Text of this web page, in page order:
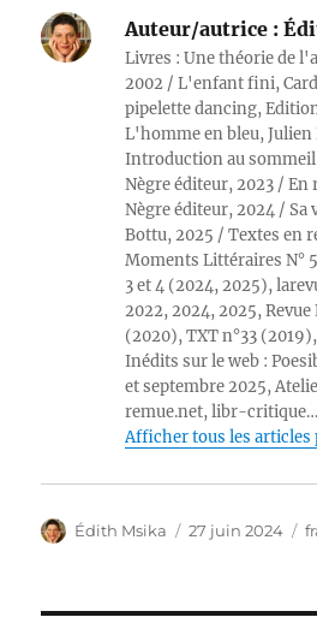
Auteur/autrice :
Livres : Une théorie de
2002 / L'enfant fini,
pipelette dancing,
L'homme en bleu,
Introduction au sommeil
Nègre éditeur, 2023 / En
Nègre éditeur, 2024 / Sa
Bottu, 2025 / Textes en
Moments Littéraires N°
3 et 4 (2024, 2025),
2022, 2024, 2025, Revue
(2020), TXT n°33
Inédits sur le web :
et septembre 2025,
remue.net, libr-critique…
Afficher tous les articles
Auteur
Édith Msika
Publié
27 juin 2024